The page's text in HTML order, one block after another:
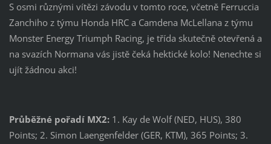
S osmi různými vítězi závodu v tomto roce, včetně Ferruccia
Zanchiho z týmu Honda HRC a Camdena McLellana z týmu
Monster Energy Triumph Racing, je třída skutečně otevřená a
na svazích Normana vás jistě čeká hektické kolo! Nenechte si
ujít žádnou akci!
Průběžné pořadí MX2:1. Kay de Wolf (NED, HUS), 380
Points; 2. Simon Laengenfelder (GER, KTM), 365 Points; 3.